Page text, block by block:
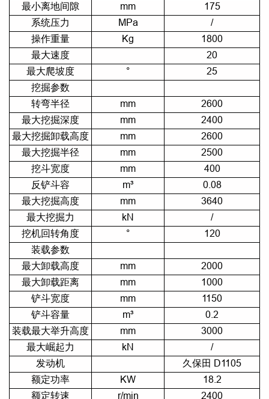
最小离地间隙
mm
175
系统压力
MPa
/
操作重量
Kg
1800
最大速度
20
最大爬坡度
°
25
挖掘参数
转弯半径
mm
2600
最大挖掘深度
mm
2400
最大挖掘卸载高度
mm
2600
最大挖掘半径
mm
2500
挖斗宽度
mm
400
反铲斗容
m³
0.08
最大挖掘高度
mm
3640
最大挖掘力
kN
/
挖机回转角度
°
120
装载参数
最大卸载高度
mm
2000
最大卸载距离
mm
1000
铲斗宽度
mm
1150
铲斗容量
m³
0.2
装载最大举升高度
mm
3000
最大崛起力
kN
/
发动机
久保田 D1105
额定功率
KW
18.2
额定转速
r/min 2400